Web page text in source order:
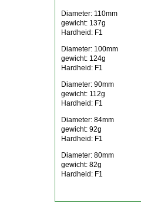
Diameter: 110mm
gewicht: 137g
Hardheid: F1
Diameter: 100mm
gewicht: 124g
Hardheid: F1
Diameter: 90mm
gewicht: 112g
Hardheid: F1
Diameter: 84mm
gewicht: 92g
Hardheid: F1
Diameter: 80mm
gewicht: 82g
Hardheid: F1